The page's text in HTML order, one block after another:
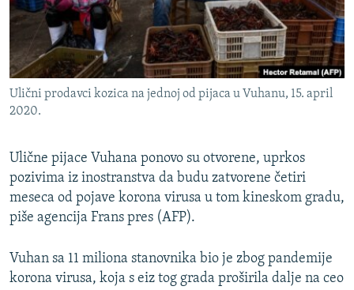
ISPRIČAJ MI
DNEVNO@RSE
SPECIJALI RSE
VIŠE OD NASLOVA
POPLAVE I KLIZIŠTA U BIH 2024.
TV LIBERTY
POST SCRIPTUM
TRI DECENIJE OD RATA U BIH
PRATITE NAS
Sve RFE/RL stranice
Ulični prodavci kozica na jednoj od pijaca u Vuhanu, 15. april
2020.
Ulične pijace Vuhana ponovo su otvorene, uprkos
pozivima iz inostranstva da budu zatvorene četiri
meseca od pojave korona virusa u tom kineskom gradu,
piše agencija Frans pres (AFP).
Vuhan sa 11 miliona stanovnika bio je zbog pandemije
korona virusa, koja s eiz tog grada proširila dalje na ceo